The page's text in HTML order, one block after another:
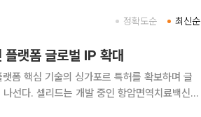
최신순
정확도순
랫폼 글로벌 IP 확대
폼 핵심 기술의 싱가포르 특허를 확보하며 글
역치료백신